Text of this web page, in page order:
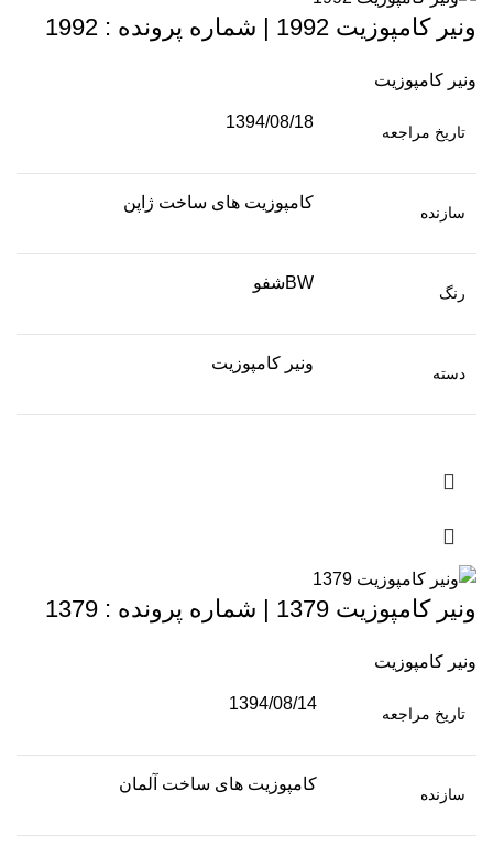
ونیر کامپوزیت 1992 | شماره پرونده : 1992
ونیر کامپوزیت
تاریخ مراجعه
1394/08/18
سازنده
کامپوزیت های ساخت ژاپن
رنگ
BWشفو
دسته
ونیر کامپوزیت
ونیر کامپوزیت 1379 | شماره پرونده : 1379
ونیر کامپوزیت
تاریخ مراجعه
1394/08/14
سازنده
کامپوزیت های ساخت آلمان